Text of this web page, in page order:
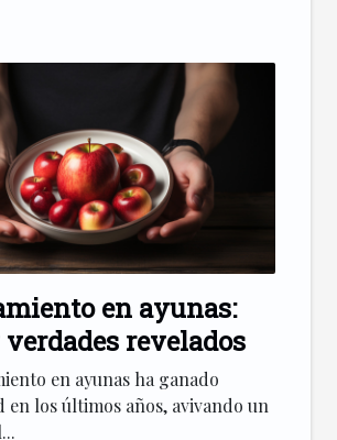
en ayunas:
revelados
en ayunas ha ganado
los últimos años, avivando un